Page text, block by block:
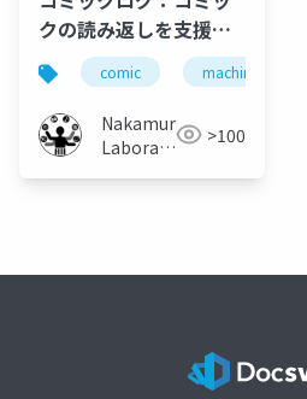
クの読み返しを支援す
る タグ付け手法に関す
る検討
comic machine learning
Nakamura
Laboratory
>100